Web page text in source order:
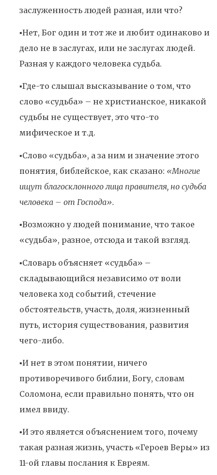
заслуженность людей разная, или что?
▪️Нет, Бог один и тот же и любит одинаково и
дело не в заслугах, или не заслугах людей.
Разная у каждого человека судьба.
▪️Где-то слышал высказывание о том, что
слово «судьба» – не христианское, никакой
судьбы не существует, это что-то
мифическое и т.д.
▪️Слово «судьба», а за ним и значение этого
понятия, библейское, как сказано: «Многие
ищут благосклонного лица правителя, но судьба
человека – от Господа».
▪️Возможно у людей понимание, что такое
«судьба», разное, отсюда и такой взгляд.
▪️Словарь объясняет «судьба» –
складывающийся независимо от воли
человека ход событий, стечение
обстоятельств, участь, доля, жизненный
путь, история существования, развития
чего-либо.
▪️И нет в этом понятии, ничего
противоречивого библии, Богу, словам
Соломона, если правильно понять, что он
имел ввиду.
▪️И это является объяснением того, почему
такая разная жизнь, участь «Героев Веры» из
11-ой главы послания к Евреям.